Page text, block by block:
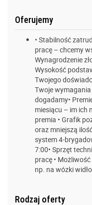
Oferujemy
• Stabilność
pracę – chcemy
Wynagrodzenie
Wysokość
Twojego
Twoje
dogadamy•
miesiącu – im ich
premia • Grafik
oraz mniejszą
system 4-
7:00• Sprzęt
pracę •
np. na wózki
Rodzaj oferty